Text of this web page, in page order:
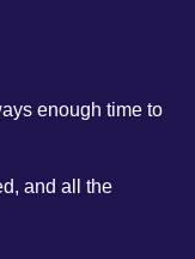
enough time to
and all the